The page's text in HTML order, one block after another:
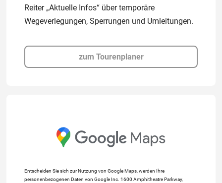
Reiter „Aktuelle Infos“ über temporäre
Wegeverlegungen, Sperrungen und Umleitungen.
zum Tourenplaner
Entscheiden Sie sich zur Nutzung von Google Maps, werden Ihre
personenbezogenen Daten von Google Inc. 1600 Amphitheatre Parkway,